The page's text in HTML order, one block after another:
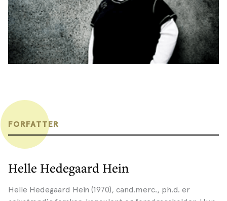
FORFATTER
Helle Hedegaard Hein
Helle Hedegaard Hein (1970), cand.merc., ph.d. er